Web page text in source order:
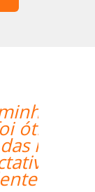
um